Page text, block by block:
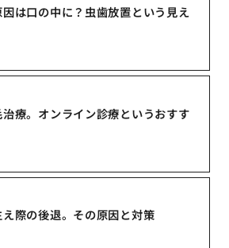
は口の中に？虫歯放置という見え
療。オンライン診療というおすす
際の後退。その原因と対策